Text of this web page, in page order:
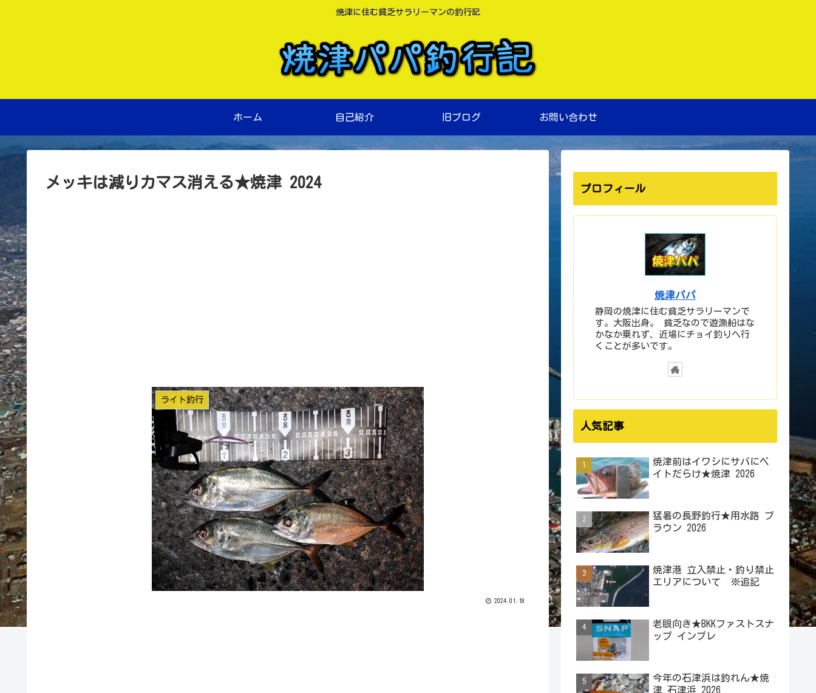
焼津に住む貧乏サラリーマンの釣行記
ホーム 自己紹介 旧ブログ お問い合わせ
メッキは減りカマス消える★焼津 2024
ライト釣行
2024.01.19
プロフィール
焼津パパ
静岡の焼津に住む貧乏サラリーマンで
す。大阪出身。 貧乏なので遊漁船はな
かなか乗れず、近場にチョイ釣りへ行
くことが多いです。
人気記事
焼津前はイワシにサバにベ
イトだらけ★焼津 2026
猛暑の長野釣行★用水路 ブ
ラウン 2026
焼津港 立入禁止・釣り禁止
エリアについて ※追記
老眼向き★BKKファストスナ
ップ インプレ
今年の石津浜は釣れん★焼
津 石津浜 2026